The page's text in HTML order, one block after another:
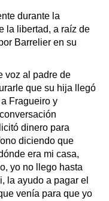
durante la
la libertad, a raíz de
Barrelier en su
voz al padre de
que su hija llegó
Fragueiro y
dinero para
diciendo que
era mi casa,
yo no llego hasta
la ayudo a pagar el
venía para que yo